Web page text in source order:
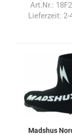
Art.Nr.:
Lieferzeit: 2-
Madshus